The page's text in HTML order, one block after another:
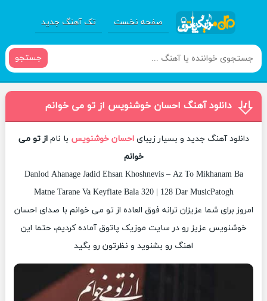
صفحه نخست تک آهنگ جدید
جستجو
دانلود آهنگ احسان خوشنویس از تو می خوانم
دانلود آهنگ جدید و بسیار زیبایاحسان خوشنویس با ناماز تو می
خوانم
Danlod Ahanage Jadid Ehsan Khoshnevis – Az To Mikhanam Ba
Matne Tarane Va Keyfiate Bala 320 | 128 Dar MusicPatogh
امروز برای شما عزیزان ترانه فوق العاده از تو می خوانم با صدای احسان
خوشنویس عزیز رو در سایت موزیک پاتوق آماده کردیم، حتما این
اهنگ رو بشنوید و نظرتون رو بگید